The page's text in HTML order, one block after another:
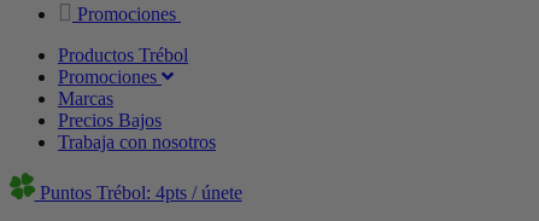
Promociones
Productos Trébol
Promociones
Marcas
Precios Bajos
Trabaja con nosotros
Puntos Trébol: 4pts / únete